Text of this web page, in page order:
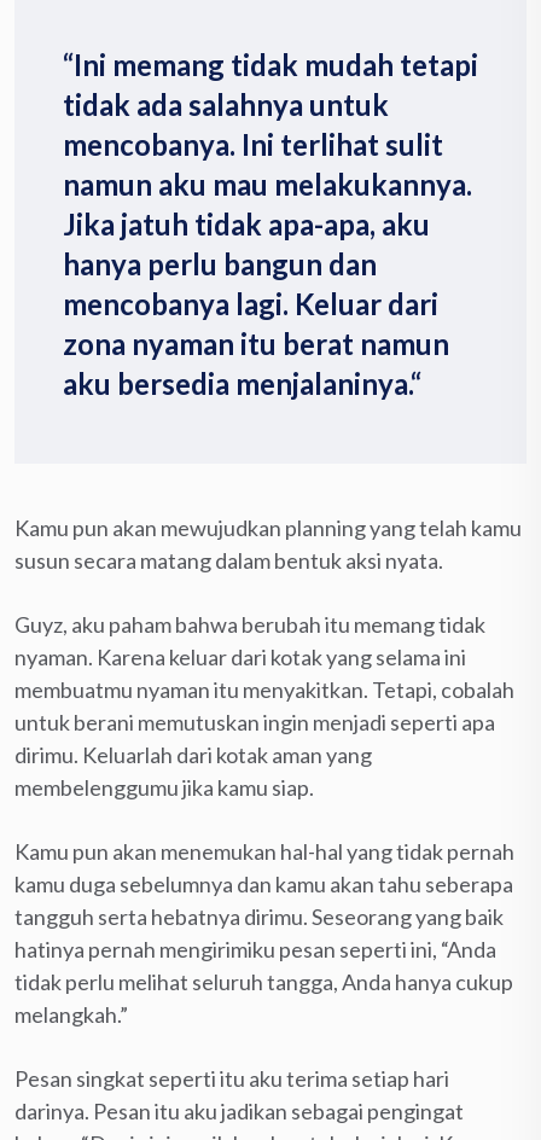
“Ini memang tidak mudah tetapi
tidak ada salahnya untuk
mencobanya. Ini terlihat sulit
namun aku mau melakukannya.
Jika jatuh tidak apa-apa, aku
hanya perlu bangun dan
mencobanya lagi. Keluar dari
zona nyaman itu berat namun
aku bersedia menjalaninya.“
Kamu pun akan mewujudkan planning yang telah kamu
susun secara matang dalam bentuk aksi nyata.
Guyz, aku paham bahwa berubah itu memang tidak
nyaman. Karena keluar dari kotak yang selama ini
membuatmu nyaman itu menyakitkan. Tetapi, cobalah
untuk berani memutuskan ingin menjadi seperti apa
dirimu. Keluarlah dari kotak aman yang
membelenggumu jika kamu siap.
Kamu pun akan menemukan hal-hal yang tidak pernah
kamu duga sebelumnya dan kamu akan tahu seberapa
tangguh serta hebatnya dirimu. Seseorang yang baik
hatinya pernah mengirimiku pesan seperti ini, “Anda
tidak perlu melihat seluruh tangga, Anda hanya cukup
melangkah.”
Pesan singkat seperti itu aku terima setiap hari
darinya. Pesan itu aku jadikan sebagai pengingat